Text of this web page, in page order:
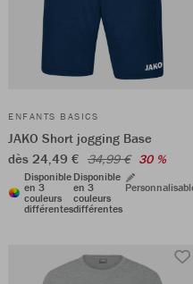
ENFANTS BASICS
JAKO Short jogging Base
dès 24,49 € 34,99 € 30 %
Disponible
en 3
couleurs
différentes
Disponible
en 3
couleurs
différentes